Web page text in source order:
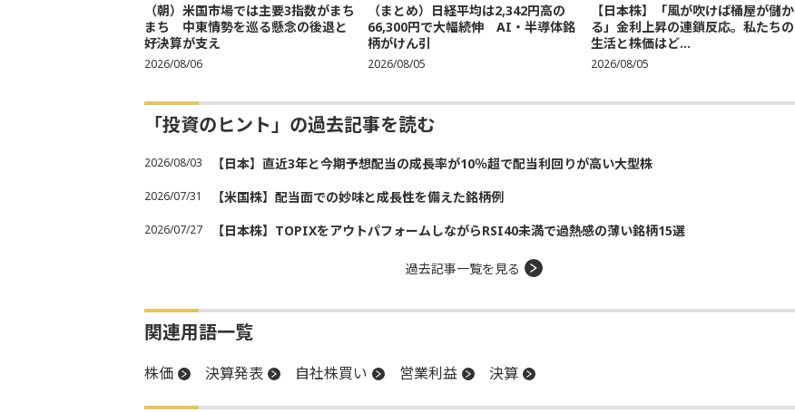
（朝）米国市場では主要3指数がまち
まち 中東情勢を巡る懸念の後退と
好決算が支え
2026/08/06
（まとめ）日経平均は2,342円高の
66,300円で大幅続伸 AI・半導体銘
柄がけん引
2026/08/05
【日本株】「風が吹けば桶屋が儲か
る」金利上昇の連鎖反応。私たちの
生活と株価はど...
2026/08/05
「投資のヒント」の過去記事を読む
2026/08/03 【日本】直近3年と今期予想配当の成長率が10％超で配当利回りが高い大型株
2026/07/31 【米国株】配当面での妙味と成長性を備えた銘柄例
2026/07/27 【日本株】TOPIXをアウトパフォームしながらRSI40未満で過熱感の薄い銘柄15選
過去記事一覧を見る
関連用語一覧
株価 決算発表 自社株買い 営業利益 決算